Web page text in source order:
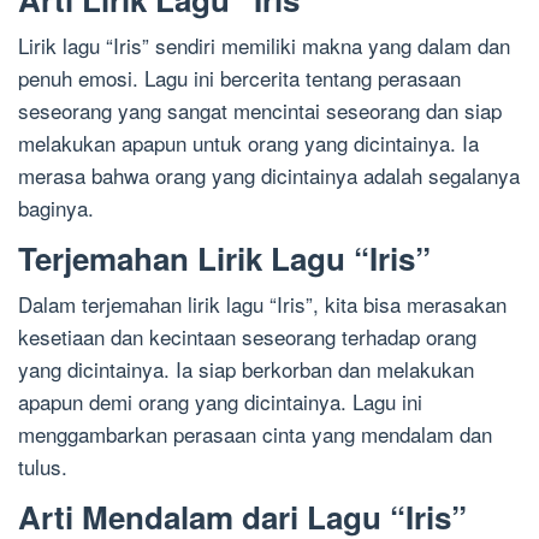
Lirik lagu “Iris” sendiri memiliki makna yang dalam dan
penuh emosi. Lagu ini bercerita tentang perasaan
seseorang yang sangat mencintai seseorang dan siap
melakukan apapun untuk orang yang dicintainya. Ia
merasa bahwa orang yang dicintainya adalah segalanya
baginya.
Terjemahan Lirik Lagu “Iris”
Dalam terjemahan lirik lagu “Iris”, kita bisa merasakan
kesetiaan dan kecintaan seseorang terhadap orang
yang dicintainya. Ia siap berkorban dan melakukan
apapun demi orang yang dicintainya. Lagu ini
menggambarkan perasaan cinta yang mendalam dan
tulus.
Arti Mendalam dari Lagu “Iris”